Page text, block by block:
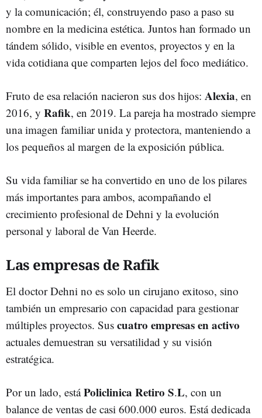
y la comunicación; él, construyendo paso a paso su
nombre en la medicina estética. Juntos han formado un
tándem sólido, visible en eventos, proyectos y en la
vida cotidiana que comparten lejos del foco mediático.
Fruto de esa relación nacieron sus dos hijos: Alexia, en
2016, y Rafik, en 2019. La pareja ha mostrado siempre
una imagen familiar unida y protectora, manteniendo a
los pequeños al margen de la exposición pública.
Su vida familiar se ha convertido en uno de los pilares
más importantes para ambos, acompañando el
crecimiento profesional de Dehni y la evolución
personal y laboral de Van Heerde.
Las empresas de Rafik
El doctor Dehni no es solo un cirujano exitoso, sino
también un empresario con capacidad para gestionar
múltiples proyectos. Sus cuatro empresas en activo
actuales demuestran su versatilidad y su visión
estratégica.
Por un lado, estáPoliclinica Retiro S.L, con un
balance de ventas de casi 600.000 euros. Está dedicada